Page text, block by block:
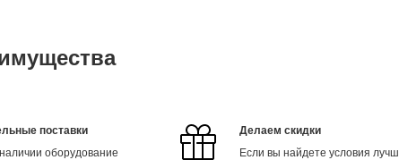
поставки
наличии оборудование
Делаем скидки
Если вы найдете условия